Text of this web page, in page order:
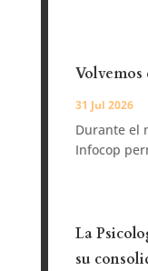
Volvemos
31 Jul 2026
Durante el
Infocop
La
su